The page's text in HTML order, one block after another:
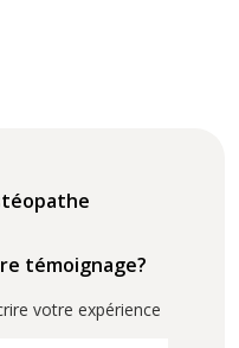
témoignage?
votre expérience